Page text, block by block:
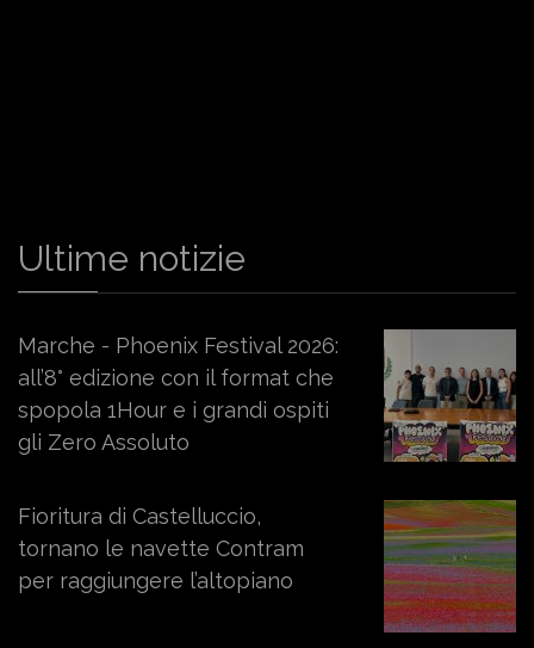
Ultime notizie
Marche - Phoenix Festival 2026:
all’8° edizione con il format che
spopola 1Hour e i grandi ospiti
gli Zero Assoluto
Fioritura di Castelluccio,
tornano le navette Contram
per raggiungere l’altopiano